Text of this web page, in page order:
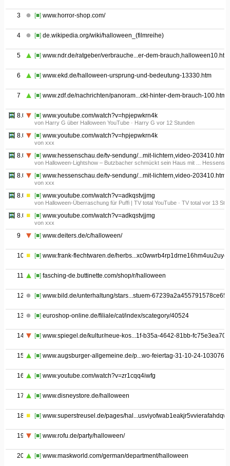
3 [■] www.horror-shop.com/
4 [■] de.wikipedia.org/wiki/halloween_(filmreihe)
5 [■] www.ndr.de/ratgeber/verbrauche...er-dem-
6 [■] www.ekd.de/halloween-ursprung-und-bedeutung-13330.htm
7 [■] www.zdf.de/nachrichten/panoram...ckt-hinter-dem-brauch-100.html
8.01 [■] www.youtube.com/watch?v=hpjepwkrn4k
von Harry G über Halloween YouTube · Harry G vor 12 Stunden
8.02 [■] www.youtube.com/watch?v=hpjepwkrn4k
von xxx
8.03 [■] www.hessenschau.de/tv-sendung/...mit-lichtern,video-203410.html
von Halloween-Lightshow – Butzbacher schmückt sein Haus mit ...
8.04 [■] www.hessenschau.de/tv-sendung/...mit-lichtern,video-203410.html
von xxx
8.05 [■] www.youtube.com/watch?v=adkqstvjjmg
von Halloween-Überraschung für Puffi | TV total YouTube · TV total vor 13
8.06 [■] www.youtube.com/watch?v=adkqstvjjmg
von xxx
9 [■] www.deiters.de/c/halloween/
10 [■] www.frank-flechtwaren.de/
11 [■] fasching-de.buttinette.com/shop/r/halloween
12 [■] www.bild.de/unterhaltung/stars...stuem-
13 [■] euroshop-online.de/filiale/cat/index/scategory/40524
14 [■] www.spiegel.de/kultur/neue-kos...1f-b35a-4642-81bb-
15 [■] www.augsburger-allgemeine.de/p...wo-feiertag-31-10-24-
16 [■] www.youtube.com/watch?v=zr1cqq4iwfg
17 [■] www.disneystore.de/halloween
18 [■] www.superstreusel.de/pages/
19 [■] www.rofu.de/party/halloween/
20 [■] www.maskworld.com/german/department/halloween